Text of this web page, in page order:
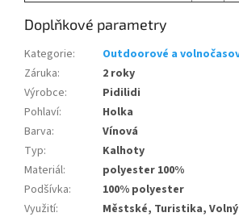
Doplňkové parametry
Kategorie:
Outdoorové a
Záruka:
2 roky
Výrobce:
Pidilidi
Pohlaví:
Holka
Barva:
Vínová
Typ:
Kalhoty
Materiál:
polyester 100%
Podšívka:
100% polyester
Využití:
Městské, Turistika, Volný